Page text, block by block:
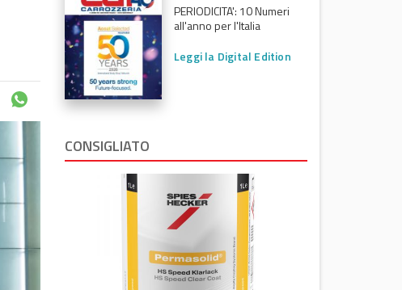
PERIODICITA': 10 Numeri
all'anno per l'Italia
Leggi la Digital Edition
CONSIGLIATO